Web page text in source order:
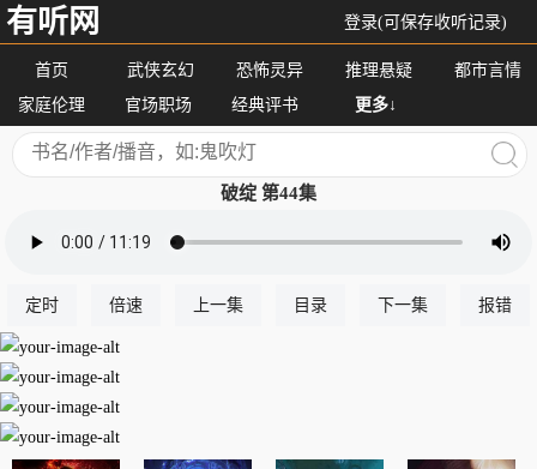
有听网 登录(可保存收听记录)
首页 武侠玄幻 恐怖灵异 推理悬疑
都市言情
家庭伦理
官场职场 经典评书 更多↓
破绽 第44集
定时 倍速 上一集 目录 下一集 报错